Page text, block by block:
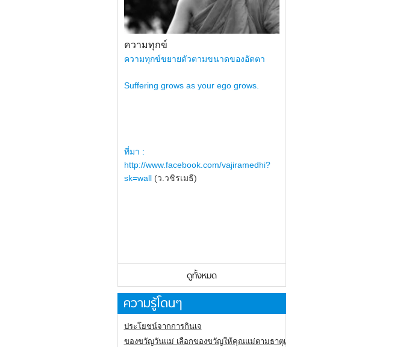
ความทุกข์
ความทุกข์ขยายตัวตามขนาดของอัตตา
Suffering grows as your ego grows.
ที่มา :
http://www.facebook.com/vajiramedhi?
sk=wall (ว.วชิรเมธี)
ดูทั้งหมด
ความรู้โดนๆ
ประโยชน์จากการกินเจ
ของขวัญวันแม่ เลือกของขวัญให้คุณแม่ตามธาตุเกิด